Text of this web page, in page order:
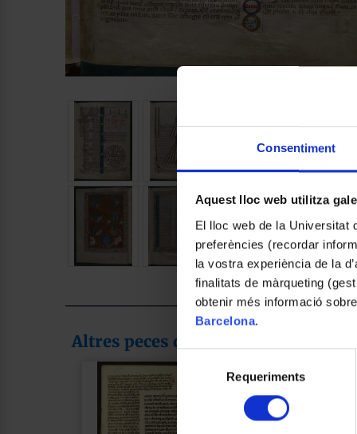
Consentiment
Aquest lloc web utilitza
El lloc web de la Universitat
preferències (recordar
la vostra experiència de la
finalitats de màrqueting
obtenir més informació
Barcelona.
consentiment
Requeriments
Altres peces de la col·lecció